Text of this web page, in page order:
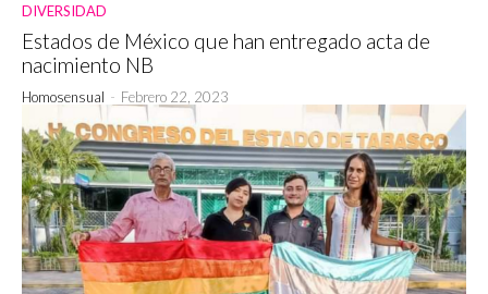
DIVERSIDAD
Estados de México que han entregado acta de
nacimiento NB
Homosensual - Febrero 22, 2023